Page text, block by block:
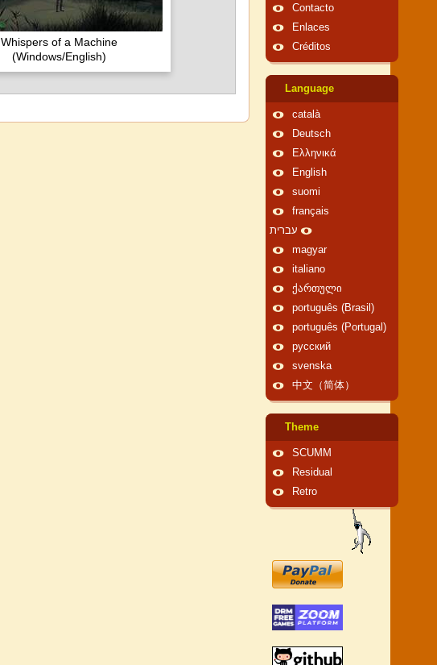
Whispers of a Machine
(Windows/English)
Contacto
Enlaces
Créditos
Language
català
Deutsch
Ελληνικά
English
suomi
français
עברית
magyar
italiano
ქართული
português (Brasil)
português (Portugal)
русский
svenska
中文（简体）
Theme
SCUMM
Residual
Retro